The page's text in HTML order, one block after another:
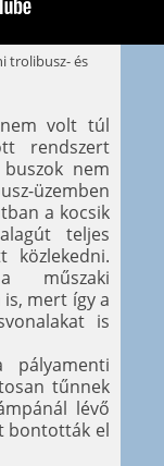
trolibusz- és
volt túl
rendszert
nem
üzemben
a kocsik
teljes
közlekedni.
műszaki
mert így a
is
tűnnek
lévő
bontották el